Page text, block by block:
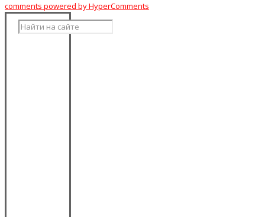
comments powered by HyperComments